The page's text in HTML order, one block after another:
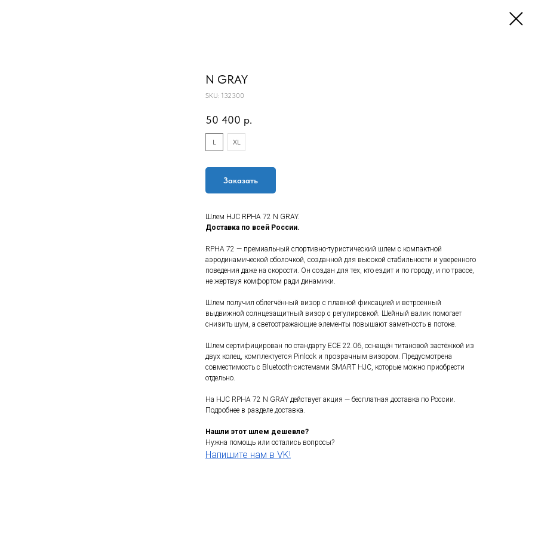
N GRAY
SKU: 132300
50 400 р.
L XL
Заказать
Шлем HJC RPHA 72 N GRAY.
Доставка по всей России.
RPHA 72 — премиальный спортивно-туристический шлем с компактной
аэродинамической оболочкой, созданной для высокой стабильности и уверенного
поведения даже на скорости. Он создан для тех, кто ездит и по городу, и по трассе,
не жертвуя комфортом ради динамики.
Шлем получил облегчённый визор с плавной фиксацией и встроенный
выдвижной солнцезащитный визор с регулировкой. Шейный валик помогает
снизить шум, а светоотражающие элементы повышают заметность в потоке.
Шлем сертифицирован по стандарту ECE 22.06, оснащён титановой застёжкой из
двух колец, комплектуется Pinlock и прозрачным визором. Предусмотрена
совместимость с Bluetooth-системами SMART HJC, которые можно приобрести
отдельно.
На HJC RPHA 72 N GRAY действует акция — бесплатная доставка по России.
Подробнее в разделе доставка.
Нашли этот шлем дешевле?
Нужна помощь или остались вопросы?
Напишите нам в VK!